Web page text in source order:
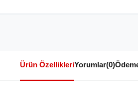
Ürün ÖzellikleriYorumlar(0)